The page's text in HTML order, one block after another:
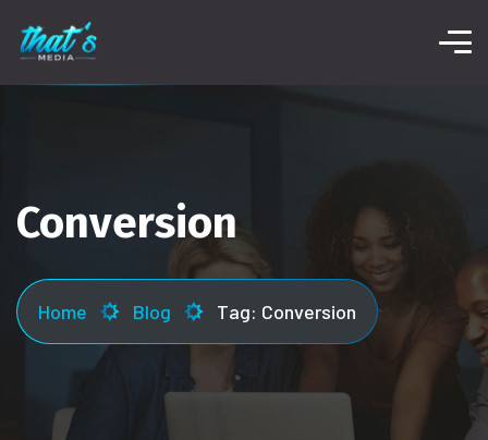
Conversion
Home Blog Tag: Conversion